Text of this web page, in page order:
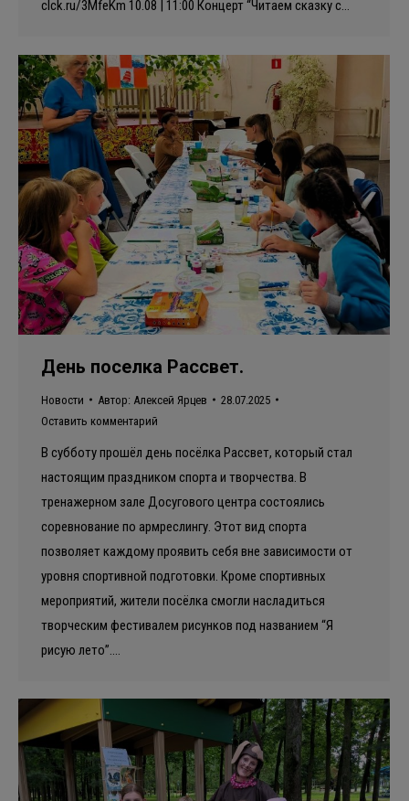
clck.ru/3MfeKm 10.08 | 11:00 Концерт “Читаем сказку с…
День поселка Рассвет.
Новости Автор: Алексей Ярцев
28.07.2025
Оставить комментарий
В субботу прошёл день посёлка Рассвет, который стал
настоящим праздником спорта и творчества. В
тренажерном зале Досугового центра состоялись
соревнование по армреслингу. Этот вид спорта
позволяет каждому проявить себя вне зависимости от
уровня спортивной подготовки. Кроме спортивных
мероприятий, жители посёлка смогли насладиться
творческим фестивалем рисунков под названием “Я
рисую лето”.…